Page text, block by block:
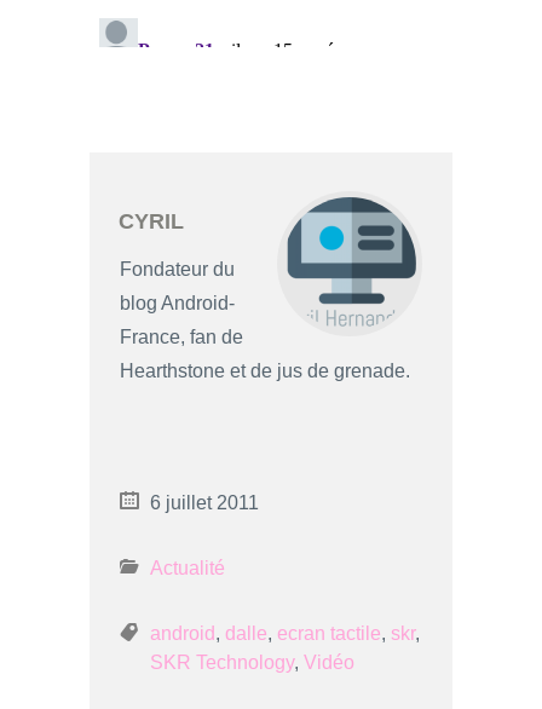
CYRIL
Fondateur du
blog Android-
France, fan de
Hearthstone et de jus de grenade.
6 juillet 2011
Actualité
android, dalle, ecran tactile, skr,
SKR Technology, Vidéo